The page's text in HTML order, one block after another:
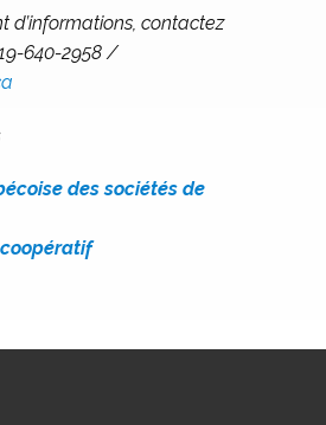
d’informations, contactez
640-2958 /
des sociétés de
coopératif